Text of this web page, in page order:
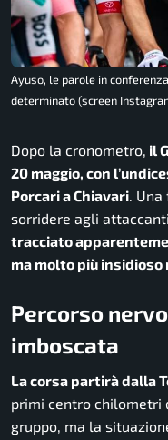
Ayuso, le parole in
determinato (screen
Dopo la cronometro, il
20 maggio, con
Porcari a Chiavari .
sorridere agli
tracciato
ma molto più insidioso
Percorso
imboscata
La corsa partirà dalla
primi centro chilometri
gruppo, ma la